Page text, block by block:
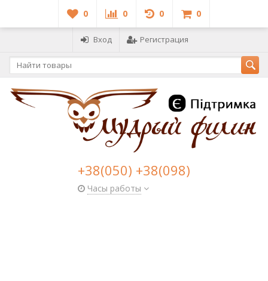
0 0 0 0
Вход Регистрация
+38(050) +38(098)
Часы работы